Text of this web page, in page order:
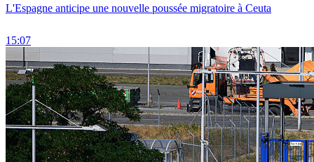
L'Espagne anticipe une nouvelle poussée migratoire à Ceuta
15:07